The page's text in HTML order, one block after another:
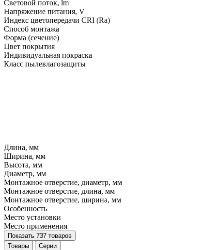
Световой поток, lm
Напряжение питания, V
Индекс цветопередачи CRI (Ra)
Способ монтажа
Форма (сечение)
Цвет покрытия
Индивидуальная покраска
Класс пылевлагозащиты
Длина, мм
Ширина, мм
Высота, мм
Диаметр, мм
Монтажное отверстие, диаметр, мм
Монтажное отверстие, длина, мм
Монтажное отверстие, ширина, мм
Особенность
Место установки
Место применения
Показать 737 товаров
Товары
Серии